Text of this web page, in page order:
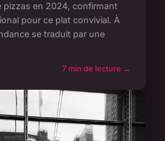
pizzas en 2024, confirmant
pour ce plat convivial. À
se traduit par une
7 min de lecture →